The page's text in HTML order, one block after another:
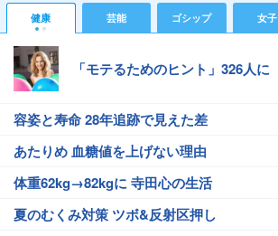
健康 芸能 ゴシップ 女子
「モテるためのヒント」326人に
容姿と寿命 28年追跡で見えた差
あたりめ 血糖値を上げない理由
体重62kg→82kgに 寺田心の生活
夏のむくみ対策 ツボ&反射区押し